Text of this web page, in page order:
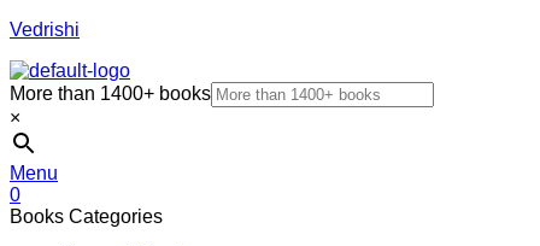
Vedrishi
More than 1400+ books
×
Menu
0
Books Categories